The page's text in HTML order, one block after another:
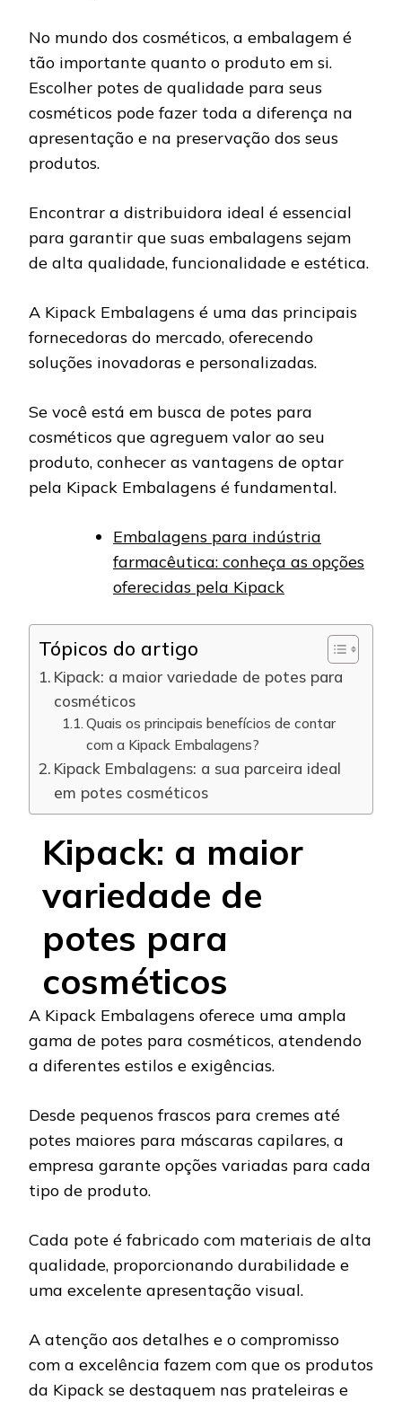
No mundo dos cosméticos, a embalagem é
tão importante quanto o produto em si.
Escolher potes de qualidade para seus
cosméticos pode fazer toda a diferença na
apresentação e na preservação dos seus
produtos.
Encontrar a distribuidora ideal é essencial
para garantir que suas embalagens sejam
de alta qualidade, funcionalidade e estética.
A Kipack Embalagens é uma das principais
fornecedoras do mercado, oferecendo
soluções inovadoras e personalizadas.
Se você está em busca de potes para
cosméticos que agreguem valor ao seu
produto, conhecer as vantagens de optar
pela Kipack Embalagens é fundamental.
Embalagens para indústria
farmacêutica: conheça as opções
oferecidas pela Kipack
Tópicos do artigo
Kipack: a maior variedade de potes para
cosméticos
Quais os principais benefícios de contar
com a Kipack Embalagens?
Kipack Embalagens: a sua parceira ideal
em potes cosméticos
Kipack: a maior
variedade de
potes para
cosméticos
A Kipack Embalagens oferece uma ampla
gama de potes para cosméticos, atendendo
a diferentes estilos e exigências.
Desde pequenos frascos para cremes até
potes maiores para máscaras capilares, a
empresa garante opções variadas para cada
tipo de produto.
Cada pote é fabricado com materiais de alta
qualidade, proporcionando durabilidade e
uma excelente apresentação visual.
A atenção aos detalhes e o compromisso
com a excelência fazem com que os produtos
da Kipack se destaquem nas prateleiras e